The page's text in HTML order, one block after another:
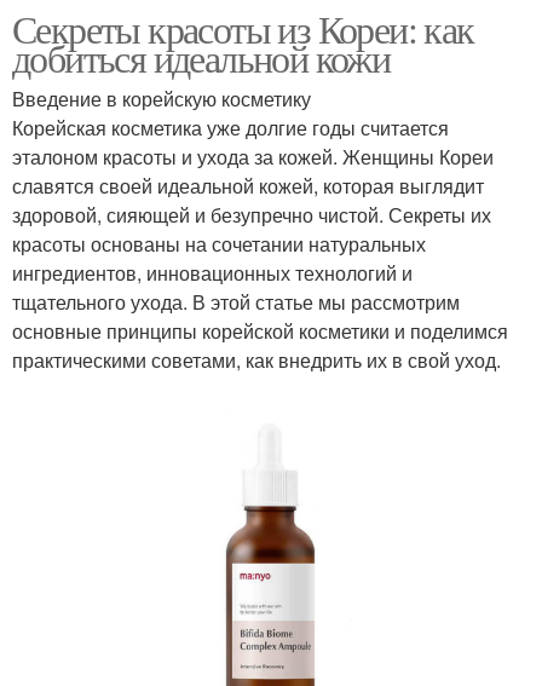
Секреты красоты из Кореи: как
добиться идеальной кожи
Введение в корейскую косметику
Корейская косметика уже долгие годы считается
эталоном красоты и ухода за кожей. Женщины Кореи
славятся своей идеальной кожей, которая выглядит
здоровой, сияющей и безупречно чистой. Секреты их
красоты основаны на сочетании натуральных
ингредиентов, инновационных технологий и
тщательного ухода. В этой статье мы рассмотрим
основные принципы корейской косметики и поделимся
практическими советами, как внедрить их в свой уход.